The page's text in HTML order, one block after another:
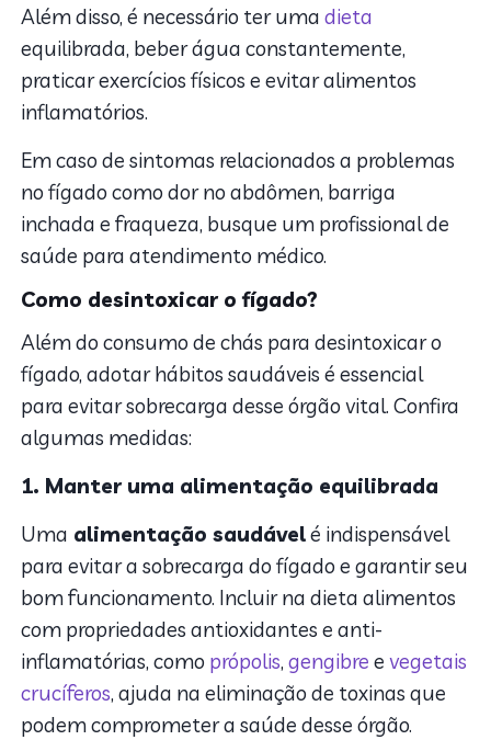
Além disso, é necessário ter umadieta
equilibrada, beber água constantemente,
praticar exercícios físicos e evitar alimentos
inflamatórios.
Em caso de sintomas relacionados a problemas
no fígado como dor no abdômen, barriga
inchada e fraqueza, busque um profissional de
saúde para atendimento médico.
Como desintoxicar o fígado?
Além do consumo de chás para desintoxicar o
fígado, adotar hábitos saudáveis é essencial
para evitar sobrecarga desse órgão vital. Confira
algumas medidas:
1. Manter uma alimentação equilibrada
Uma alimentação saudávelé indispensável
para evitar a sobrecarga do fígado e garantir seu
bom funcionamento. Incluir na dieta alimentos
com propriedades antioxidantes e anti-
inflamatórias, como própolis,gengibre e vegetais
crucíferos, ajuda na eliminação de toxinas que
podem comprometer a saúde desse órgão.